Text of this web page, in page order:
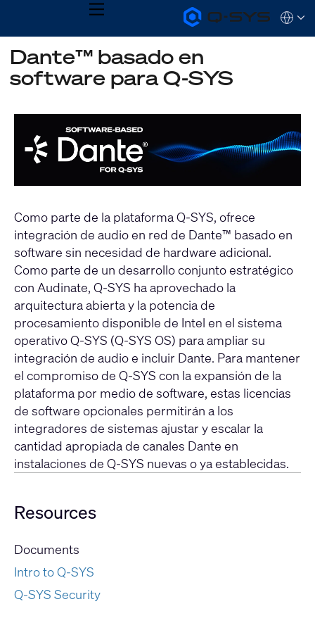
Q-
SYS
Products
Homepage
MENU
QSYS.com (English)
India (English)
Deutsch
Español
한국어
Dante™ basado en
software para Q-SYS
Como parte de la plataforma Q-SYS, ofrece
integración de audio en red de Dante™ basado en
software sin necesidad de hardware adicional.
Como parte de un desarrollo conjunto estratégico
con Audinate, Q-SYS ha aprovechado la
arquitectura abierta y la potencia de
procesamiento disponible de Intel en el sistema
operativo Q-SYS (Q-SYS OS) para ampliar su
integración de audio e incluir Dante. Para mantener
el compromiso de Q-SYS con la expansión de la
plataforma por medio de software, estas licencias
de software opcionales permitirán a los
integradores de sistemas ajustar y escalar la
cantidad apropiada de canales Dante en
instalaciones de Q-SYS nuevas o ya establecidas.
Resources
Documents
Intro to Q-SYS
Q-SYS Security